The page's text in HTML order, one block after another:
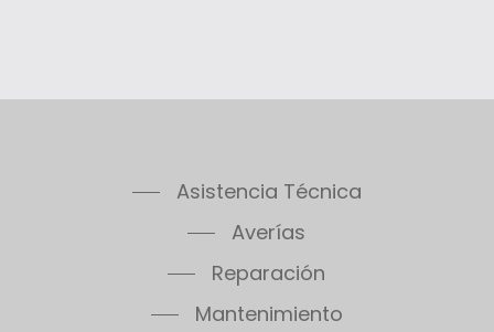
Asistencia Técnica
Averías
Reparación
Mantenimiento